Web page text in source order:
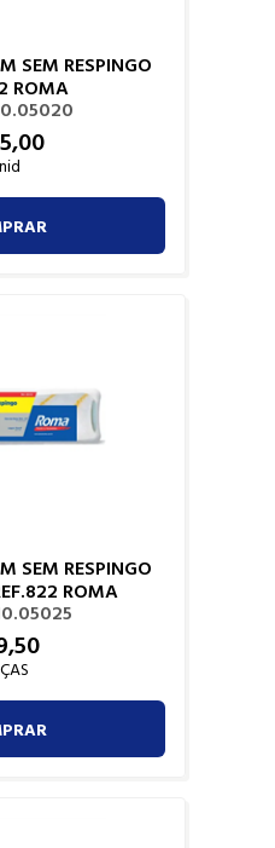
SEM RESPINGO
ROMA
00
SEM RESPINGO
ROMA
50